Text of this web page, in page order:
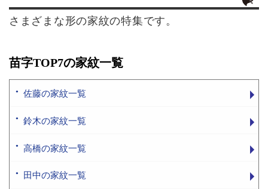
さまざまな形の家紋の特集です。
苗字TOP7の家紋一覧
佐藤の家紋一覧
鈴木の家紋一覧
高橋の家紋一覧
田中の家紋一覧